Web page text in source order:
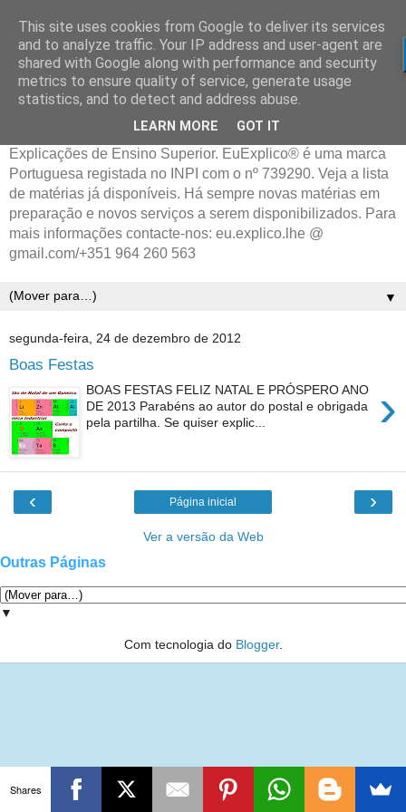
Explicações de Ensino Superior. EuExplico® é uma marca
Portuguesa registada no INPI com o nº 739290. Veja a lista
de matérias já disponíveis. Há sempre novas matérias em
preparação e novos serviços a serem disponibilizados. Para
mais informações contacte-nos: eu.explico.lhe @
gmail.com/+351 964 260 563
▼
segunda-feira, 24 de dezembro de 2012
Boas Festas
›
BOAS FESTAS FELIZ NATAL E PRÓSPERO ANO
DE 2013 Parabéns ao autor do postal e obrigada
pela partilha. Se quiser explic...
‹ ›
Página inicial
Ver a versão da Web
Outras Páginas
▼
Com tecnologia do Blogger.
This site uses cookies from Google to deliver its services
and to analyze traffic. Your IP address and user-agent are
shared with Google along with performance and security
metrics to ensure quality of service, generate usage
statistics, and to detect and address abuse.
LEARN MORE GOT IT
Shares